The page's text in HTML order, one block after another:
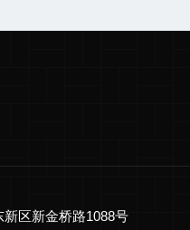
新区新金桥路1088号